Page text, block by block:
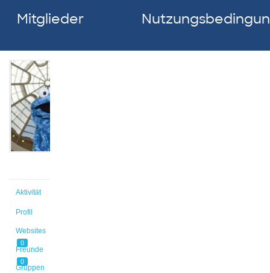
Mitglieder
Aktivität
Profil
Websites
0
Freunde
0
Gruppen